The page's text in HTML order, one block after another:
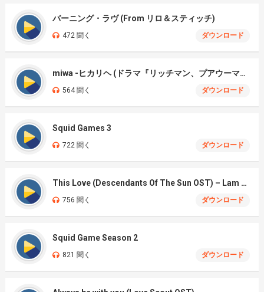
バーニング・ラヴ (From リロ＆スティッチ)
472 聞く ダウンロード
miwa -ヒカリヘ (ドラマ『リッチマン、プアウーマン)
564 聞く ダウンロード
Squid Games 3
722 聞く ダウンロード
This Love (Descendants Of The Sun OST) – Lam Bao Ngoc Cover
756 聞く ダウンロード
Squid Game Season 2
821 聞く ダウンロード